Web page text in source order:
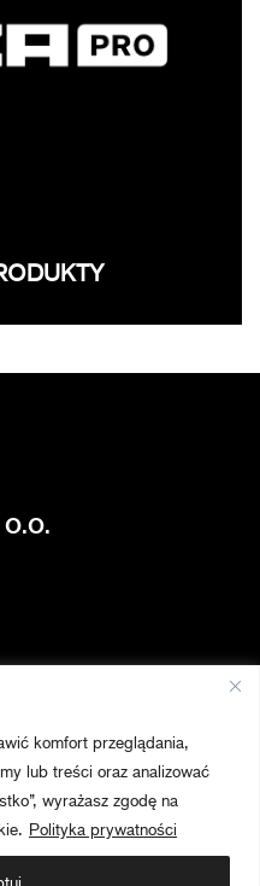
komfort przeglądania,
lub treści oraz analizować
wyrażasz zgodę na
Polityka prywatności
SP. Z O.O.